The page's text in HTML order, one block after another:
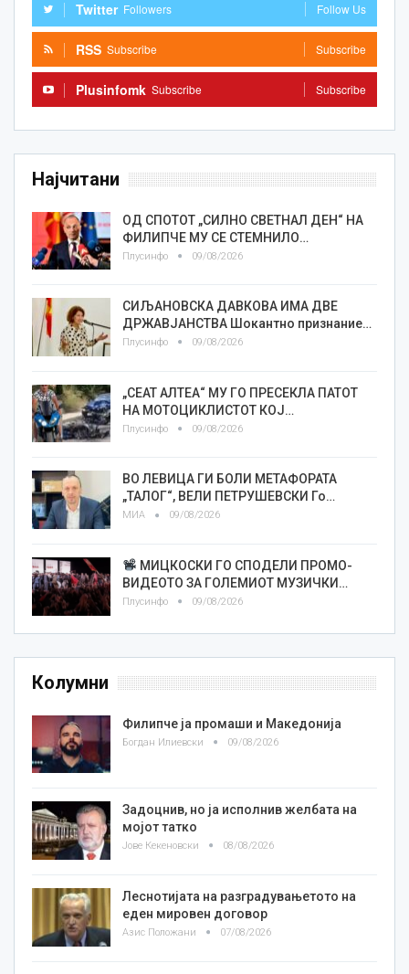
Twitter Followers Follow Us
RSS Subscribe Subscribe
Plusinfomk Subscribe Subscribe
Најчитани
ОД СПОТОТ „СИЛНО СВЕТНАЛ ДЕН“ НА
ФИЛИПЧЕ МУ СЕ СТЕМНИЛО…
Плусинфо 09/08/2026
СИЉАНОВСКА ДАВКОВА ИМА ДВЕ
ДРЖАВЈАНСТВА Шокантно признание…
Плусинфо 09/08/2026
„СЕАТ АЛТЕА“ МУ ГО ПРЕСЕКЛА ПАТОТ
НА МОТОЦИКЛИСТОТ КОЈ…
Плусинфо 09/08/2026
ВО ЛЕВИЦА ГИ БОЛИ МЕТАФОРАТА
„ТАЛОГ“, ВЕЛИ ПЕТРУШЕВСКИ Го…
МИА 09/08/2026
МИЦКОСКИ ГО СПОДЕЛИ ПРОМО-
ВИДЕОТО ЗА ГОЛЕМИОТ МУЗИЧКИ…
Плусинфо 09/08/2026
Колумни
Филипче ја промаши и Македонија
Богдан Илиевски 09/08/2026
Задоцнив, но ја исполнив желбата на
мојот татко
Јове Кекеновски 08/08/2026
Леснотијата на разградувањетото на
еден мировен договор
Азис Положани 07/08/2026